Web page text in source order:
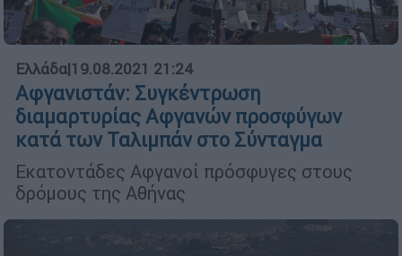
Ελλάδα|19.08.2021 21:24
Αφγανιστάν: Συγκέντρωση
διαμαρτυρίας Αφγανών προσφύγων
κατά των Ταλιμπάν στο Σύνταγμα
Εκατοντάδες Αφγανοί πρόσφυγες στους
δρόμους της Αθήνας